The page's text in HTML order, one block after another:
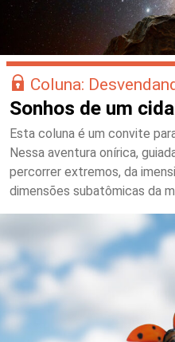
Coluna:
Sonhos de um
Esta coluna é um convite
Nessa aventura onírica,
percorrer extremos, da
dimensões subatômicas da